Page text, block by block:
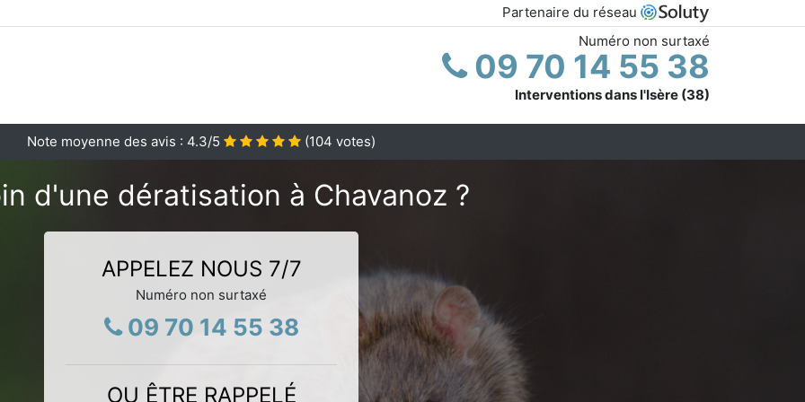
Partenaire du réseau
Numéro non surtaxé
09 70 14 55 38
Interventions dans l'Isère (38)
Note moyenne des avis : 4.3/5 (104 votes)
d'une dératisation à Chavanoz ?
APPELEZ NOUS 7/7
Numéro non surtaxé
09 70 14 55 38
OU ÊTRE RAPPELÉ